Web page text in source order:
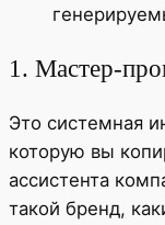
1. Мастер-
Это системная
которую вы
ассистента
такой бренд,